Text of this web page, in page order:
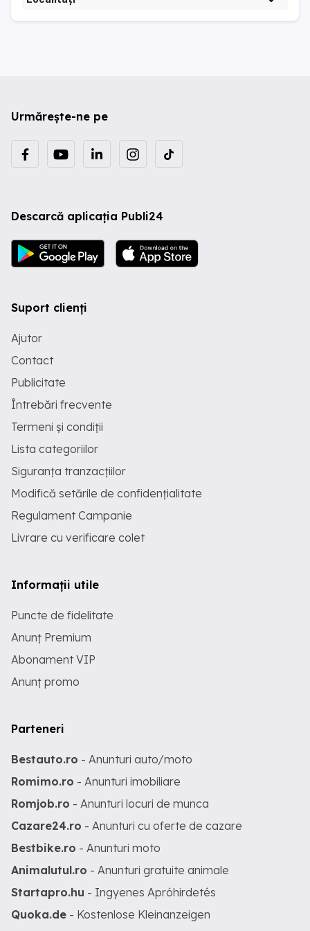
Urmărește-ne pe
Descarcă aplicația Publi24
Suport clienți
Ajutor
Contact
Publicitate
Întrebări frecvente
Termeni și condiții
Lista categoriilor
Siguranța tranzacțiilor
Modifică setările de confidențialitate
Regulament Campanie
Livrare cu verificare colet
Informații utile
Puncte de fidelitate
Anunț Premium
Abonament VIP
Anunț promo
Parteneri
Bestauto.ro - Anunturi auto/moto
Romimo.ro - Anunturi imobiliare
Romjob.ro - Anunturi locuri de munca
Cazare24.ro - Anunturi cu oferte de cazare
Bestbike.ro - Anunturi moto
Animalutul.ro - Anunturi gratuite animale
Startapro.hu - Ingyenes Apróhirdetés
Quoka.de - Kostenlose Kleinanzeigen